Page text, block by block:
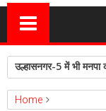
उल्हासनगर-5 में भी मनपा
Home